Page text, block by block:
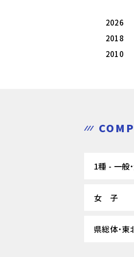
2026
2018
2010
1種 - 一般
女 子
県総体・東